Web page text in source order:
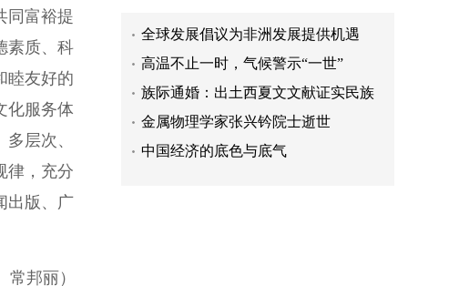
同富裕提
素质、科
睦友好的
化服务体
层次、
律，充分
出版、广
常邦丽）